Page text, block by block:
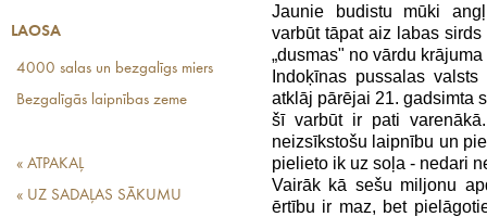
LAOSA
4000 salas un bezgalīgs miers
Bezgalīgās laipnības zeme
« ATPAKAĻ
« UZ SADAĻAS SĀKUMU
Jaunie budistu mūki
varbūt tāpat aiz labas
„dusmas" no vārdu
Indoķīnas pussalas
atklāj pārējai 21. gadsimta
šī varbūt ir pati
neizsīkstošu laipnību un
pielieto ik uz soļa - nedari
Vairāk kā sešu miljonu
ērtību ir maz, bet